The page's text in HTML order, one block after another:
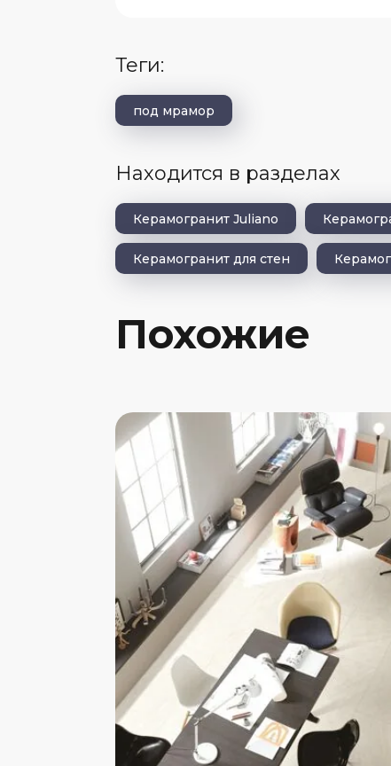
теги:
под мрамор
Находится в разделах
Керамогранит Juliano
Керамогранит для стен
Похожие